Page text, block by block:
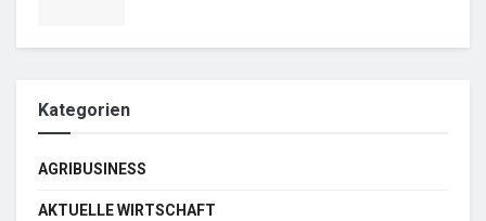
Kategorien
AGRIBUSINESS
AKTUELLE WIRTSCHAFT